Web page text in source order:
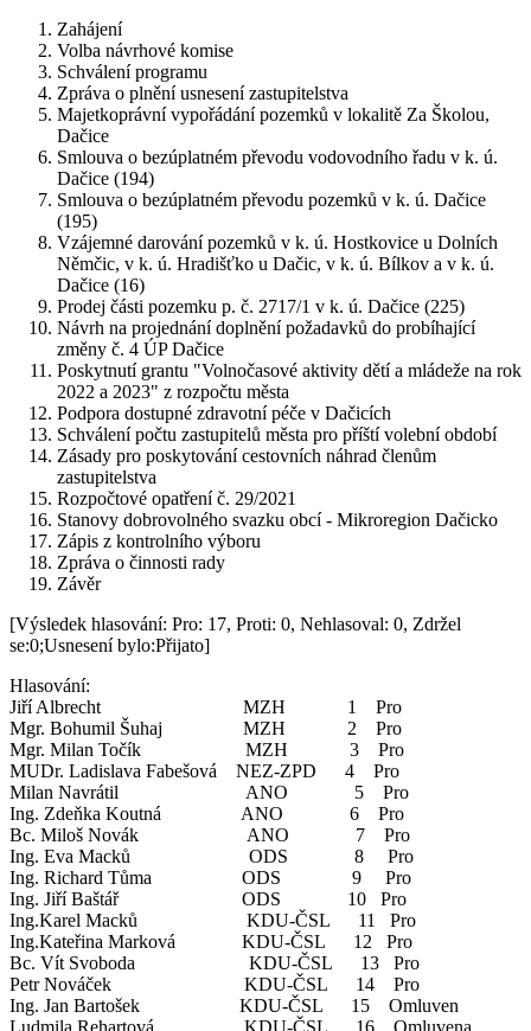
Zahájení
Volba návrhové komise
Schválení programu
Zpráva o plnění usnesení zastupitelstva
Majetkoprávní vypořádání pozemků v lokalitě Za Školou,
Dačice
Smlouva o bezúplatném převodu vodovodního řadu v k. ú.
Dačice (194)
Smlouva o bezúplatném převodu pozemků v k. ú. Dačice
(195)
Vzájemné darování pozemků v k. ú. Hostkovice u Dolních
Němčic, v k. ú. Hradišťko u Dačic, v k. ú. Bílkov a v k. ú.
Dačice (16)
Prodej části pozemku p. č. 2717/1 v k. ú. Dačice (225)
Návrh na projednání doplnění požadavků do probíhající
změny č. 4 ÚP Dačice
Poskytnutí grantu "Volnočasové aktivity dětí a mládeže na rok
2022 a 2023" z rozpočtu města
Podpora dostupné zdravotní péče v Dačicích
Schválení počtu zastupitelů města pro příští volební období
Zásady pro poskytování cestovních náhrad členům
zastupitelstva
Rozpočtové opatření č. 29/2021
Stanovy dobrovolného svazku obcí - Mikroregion Dačicko
Zápis z kontrolního výboru
Zpráva o činnosti rady
Závěr
[Výsledek hlasování: Pro: 17, Proti: 0, Nehlasoval: 0, Zdržel
se:0;Usnesení bylo:Přijato]
Hlasování:
Jiří Albrecht MZH 1 Pro
Mgr. Bohumil Šuhaj MZH 2 Pro
Mgr. Milan Točík MZH 3 Pro
MUDr. Ladislava Fabešová NEZ-ZPD 4 Pro
Milan Navrátil ANO 5 Pro
Ing. Zdeňka Koutná ANO 6 Pro
Bc. Miloš Novák ANO 7 Pro
Ing. Eva Macků ODS 8 Pro
Ing. Richard Tůma ODS 9 Pro
Ing. Jiří Baštář ODS 10 Pro
Ing.Karel Macků KDU-ČSL 11 Pro
Ing.Kateřina Marková KDU-ČSL 12 Pro
Bc. Vít Svoboda KDU-ČSL 13 Pro
Petr Nováček KDU-ČSL 14 Pro
Ing. Jan Bartošek KDU-ČSL 15 Omluven
Ludmila Rehartová KDU-ČSL 16 Omluvena